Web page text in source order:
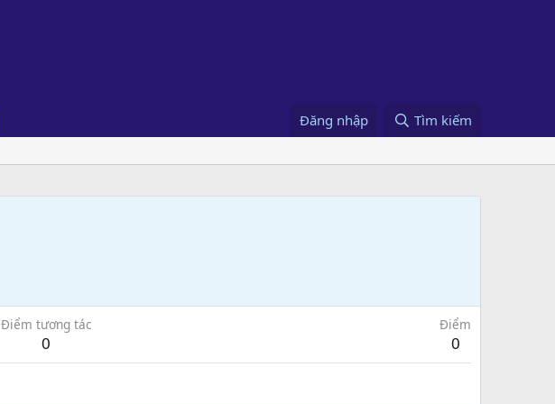
Đăng nhập Tìm kiếm
Điểm tương tác
0
Điểm
0